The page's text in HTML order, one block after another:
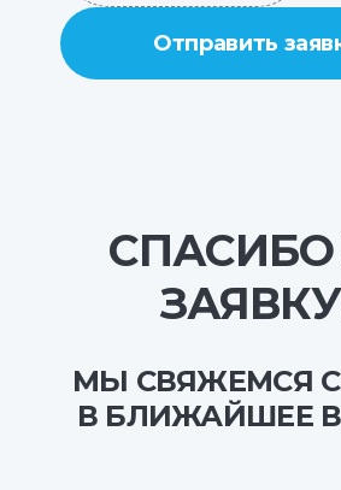
Отправить
СПАСИБО
МЫ СВЯЖЕМСЯ
В БЛИЖАЙШЕЕ